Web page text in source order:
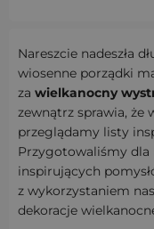
Nareszcie nadeszła
wiosenne porządki
za wielkanocny
zewnątrz sprawia, że
przeglądamy listy
Przygotowaliśmy dla
inspirujących
z wykorzystaniem
dekoracje